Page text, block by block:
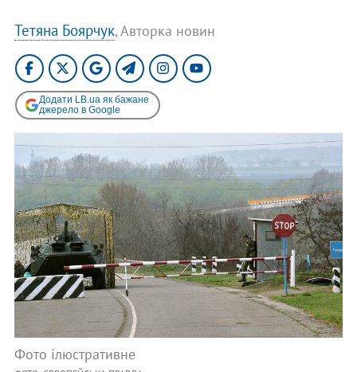
Тетяна Боярчук, Авторка новин
Додати LB.ua як бажане
джерело в Google
Фото ілюстративне